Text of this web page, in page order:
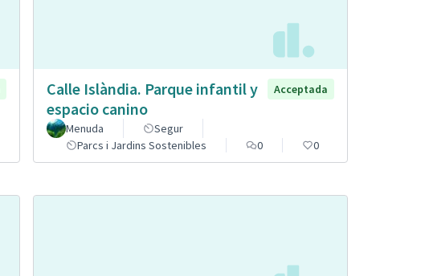
Calle Islàndia. Parque infantil y
espacio canino
Acceptada
Menuda
Segur
Parcs i Jardins Sostenibles
0 0